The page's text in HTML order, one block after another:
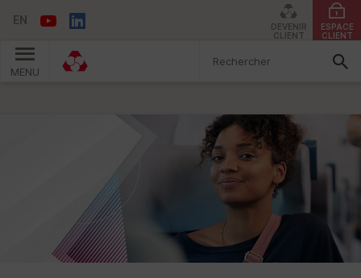
EN
DEVENIR
CLIENT
ESPACE
CLIENT
MENU